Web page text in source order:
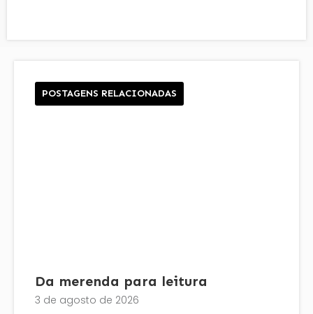
POSTAGENS RELACIONADAS
Da merenda para leitura
3 de agosto de 2026